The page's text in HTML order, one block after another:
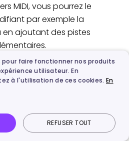
MIDI, vous pourrez le
par exemple la
ajoutant des pistes
format MP3 vers MIDI
télécharger, installer et
faire fonctionner nos produits
utilisateur. En
à l'utilisation de ces cookies. En
REFUSER TOUT